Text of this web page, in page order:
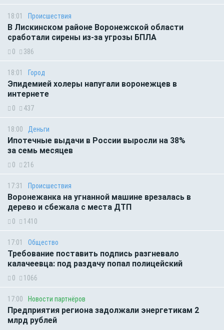
18:01 Происшествия
В Лискинском районе Воронежской области
сработали сирены из-за угрозы БПЛА
0 386
18:01 Город
Эпидемией холеры напугали воронежцев в
интернете
0 437
18:00 Деньги
Ипотечные выдачи в России выросли на 38%
за семь месяцев
0 216
17:31 Происшествия
Воронежанка на угнанной машине врезалась в
дерево и сбежала с места ДТП
0 1410
17:01 Общество
Требование поставить подпись разгневало
калачеевца: под раздачу попал полицейский
0 1066
17:00 Новости партнёров
Предприятия региона задолжали энергетикам 2
млрд рублей